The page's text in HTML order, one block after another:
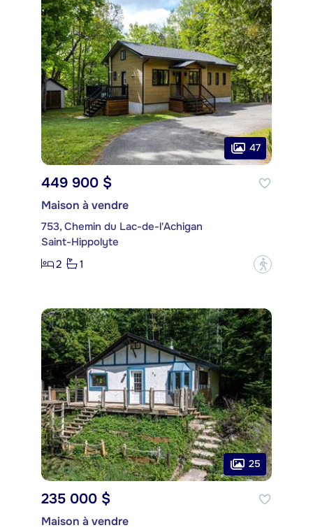
47
449 900 $
Maison à vendre
753, Chemin du Lac-de-l'Achigan
Saint-Hippolyte
2
1 ?
25
235 000 $
Maison à vendre